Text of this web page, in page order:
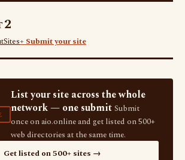
Sites+ Submit your site
List your site across the whole
network — one submit Submit
once on aio.online and get listed on 500+
web directories at the same time.
Get listed on 500+ sites →